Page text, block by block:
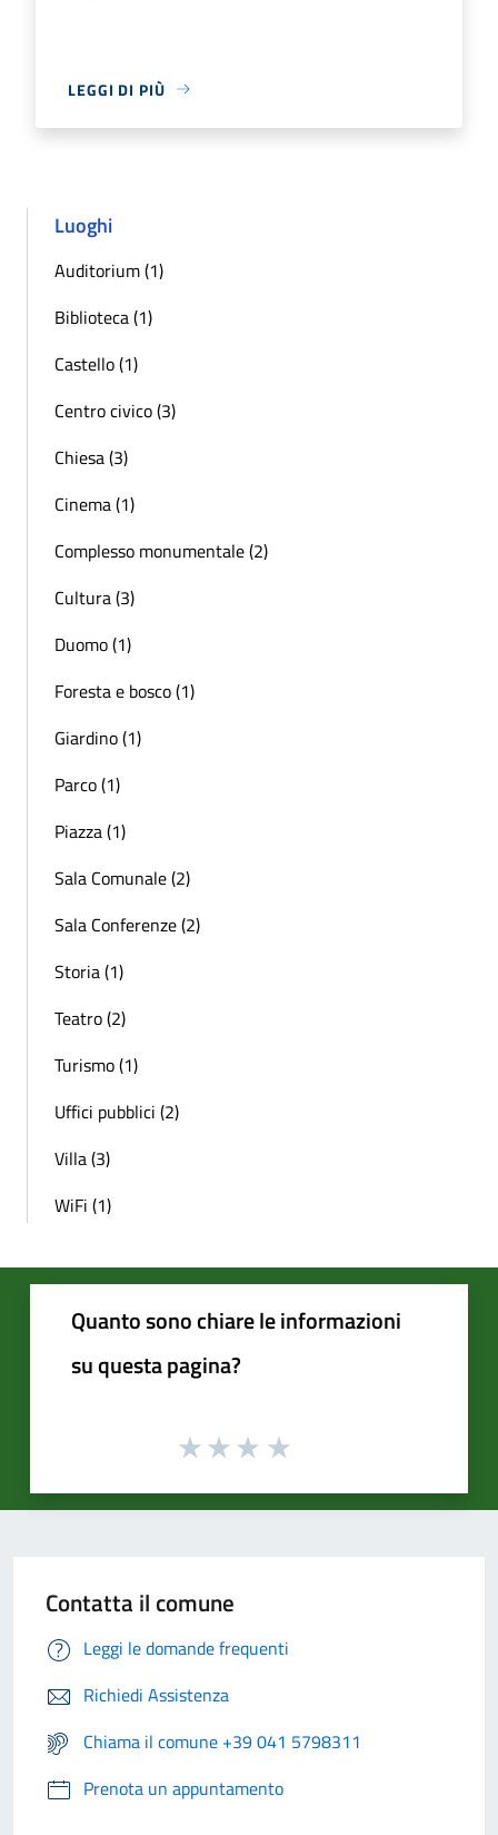
LEGGI DI PIÙ
Luoghi
Auditorium (1)
Biblioteca (1)
Castello (1)
Centro civico (3)
Chiesa (3)
Cinema (1)
Complesso monumentale (2)
Cultura (3)
Duomo (1)
Foresta e bosco (1)
Giardino (1)
Parco (1)
Piazza (1)
Sala Comunale (2)
Sala Conferenze (2)
Storia (1)
Teatro (2)
Turismo (1)
Uffici pubblici (2)
Villa (3)
WiFi (1)
Quanto sono chiare le informazioni
su questa pagina?
Contatta il comune
Leggi le domande frequenti
Richiedi Assistenza
Chiama il comune +39 041 5798311
Prenota un appuntamento